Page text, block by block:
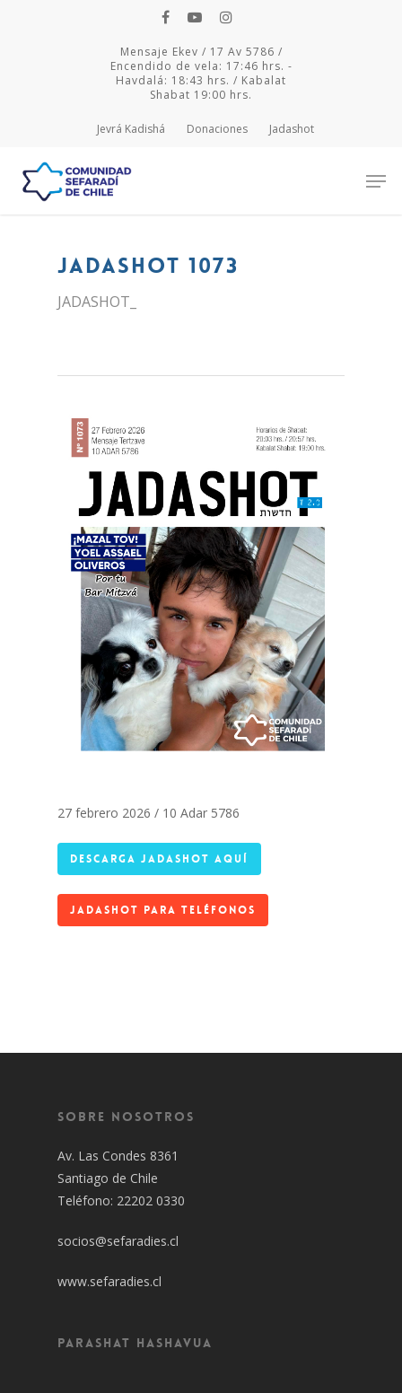
Mensaje Ekev / 17 Av 5786 /
Encendido de vela: 17:46 hrs. -
Havdalá: 18:43 hrs. / Kabalat
Shabat 19:00 hrs.
Jevrá Kadishá Donaciones Jadashot
Hit enter to search or ESC to close
JADASHOT 1073
JADASHOT_
27 febrero 2026 / 10 Adar 5786
DESCARGA JADASHOT AQUÍ
JADASHOT PARA TELÉFONOS
Sobre Nosotros
Av. Las Condes 8361
Santiago de Chile
Teléfono: 22202 0330
socios@sefaradies.cl
www.sefaradies.cl
Parashat Hashavua